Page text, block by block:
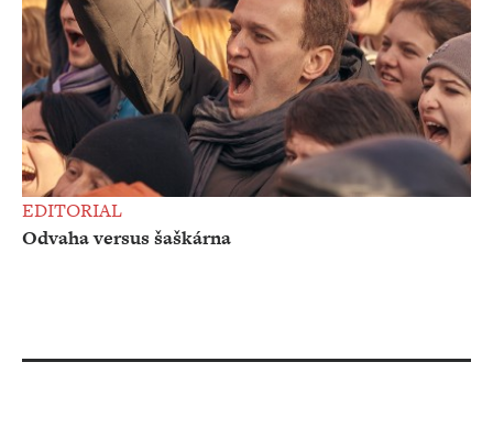
EDITORIAL
Odvaha versus šaškárna